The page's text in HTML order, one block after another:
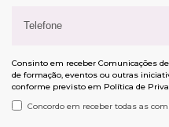
Consinto em receber Comunicações
de formação, eventos ou outras
conforme previsto em Política de
Concordo em receber todas as